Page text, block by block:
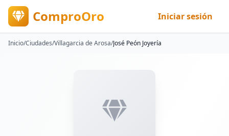
ComproOro Iniciar sesión
Inicio/Ciudades/Villagarcia de Arosa/José Peón Joyería